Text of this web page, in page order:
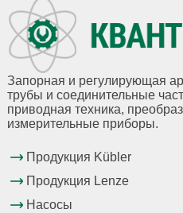
Запорная и регулирующая
трубы и соединительные
приводная техника,
измерительные приборы.
Продукция Kübler
Продукция Lenze
Насосы